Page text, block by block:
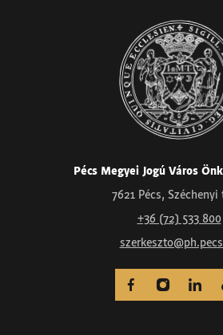
Pécs Megyei Jogú Város
7621 Pécs, Széchenyi
+36 (72) 533 800